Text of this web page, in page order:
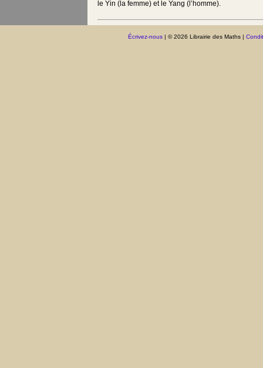
le Yin (la femme) et le Yang (l’homme).
Écrivez-nous| © 2026 Librairie des Maths |